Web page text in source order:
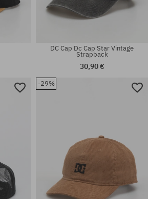
DC Cap Dc Cap Star Vintage
Strapback
30,90 €
-29%